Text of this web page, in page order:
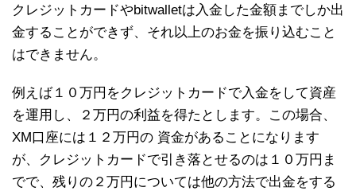
クレジットカードやbitwalletは入金した金額までしか出
金することができず、それ以上のお金を振り込むこと
はできません。
例えば１０万円をクレジットカードで入金をして資産
を運用し、２万円の利益を得たとします。この場合、
XM口座には１２万円の 資金があることになります
が、クレジットカードで引き落とせるのは１０万円ま
でで、残りの２万円については他の方法で出金をする